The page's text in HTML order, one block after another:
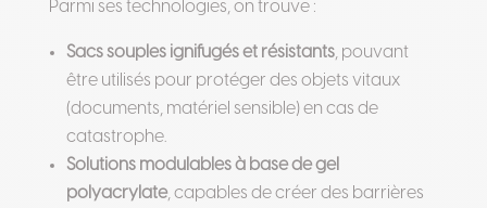
Parmi ses technologies, on trouve :
Sacs souples ignifugés et résistants, pouvant
être utilisés pour protéger des objets vitaux
(documents, matériel sensible) en cas de
catastrophe.
Solutions modulables à base de gel
polyacrylate, capables de créer des barrières